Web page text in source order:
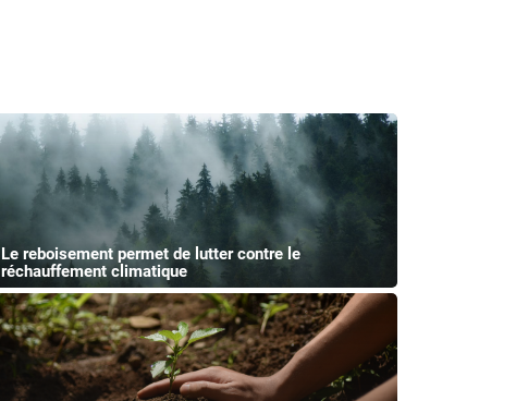
Le reboisement permet de lutter contre le
réchauffement climatique